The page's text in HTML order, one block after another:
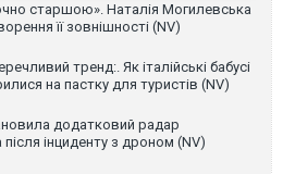
старшою». Наталія Могилевська
її зовнішності (NV)
тренд:. Як італійські бабусі
на пастку для туристів (NV)
додатковий радар
інциденту з дроном (NV)